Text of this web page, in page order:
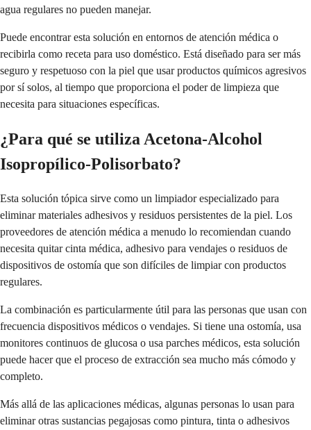
agua regulares no pueden manejar.
Puede encontrar esta solución en entornos de atención médica o
recibirla como receta para uso doméstico. Está diseñado para ser más
seguro y respetuoso con la piel que usar productos químicos agresivos
por sí solos, al tiempo que proporciona el poder de limpieza que
necesita para situaciones específicas.
¿Para qué se utiliza Acetona-Alcohol
Isopropílico-Polisorbato?
Esta solución tópica sirve como un limpiador especializado para
eliminar materiales adhesivos y residuos persistentes de la piel. Los
proveedores de atención médica a menudo lo recomiendan cuando
necesita quitar cinta médica, adhesivo para vendajes o residuos de
dispositivos de ostomía que son difíciles de limpiar con productos
regulares.
La combinación es particularmente útil para las personas que usan con
frecuencia dispositivos médicos o vendajes. Si tiene una ostomía, usa
monitores continuos de glucosa o usa parches médicos, esta solución
puede hacer que el proceso de extracción sea mucho más cómodo y
completo.
Más allá de las aplicaciones médicas, algunas personas lo usan para
eliminar otras sustancias pegajosas como pintura, tinta o adhesivos